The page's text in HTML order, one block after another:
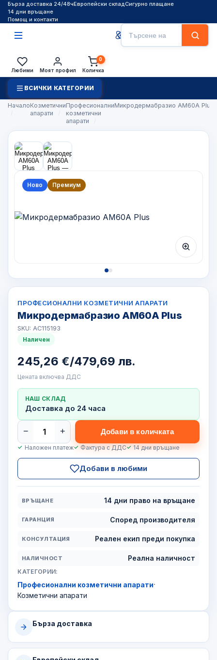
Бърза доставка 24/48чЕвропейски складСигурно плащане
14 дни връщане
Помощ и контакти
Търси
Любими Моят профил Количка
0
ВСИЧКИ КАТЕГОРИИ
НачалоКозметични
апарати
Професионални
козметични
апарати
Микродермабразио AM60A Plus
Ново Премиум
ПРОФЕСИОНАЛНИ КОЗМЕТИЧНИ АПАРАТИ
Микродермабразио AM60A Plus
SKU: AC115193
Наличен
245,26 €/479,69 лв.
Цената включва ДДС
НАШ СКЛАД
Доставка до 24 часа
− + Добави в количката
Наложен платеж Фактура с ДДС 14 дни връщане
Добави в любими
ВРЪЩАНЕ 14 дни право на връщане
ГАРАНЦИЯ Според производителя
КОНСУЛТАЦИЯ Реален екип преди покупка
НАЛИЧНОСТ Реална наличност
КАТЕГОРИИ:
Професионални козметични апарати·
Козметични апарати
Бърза доставка